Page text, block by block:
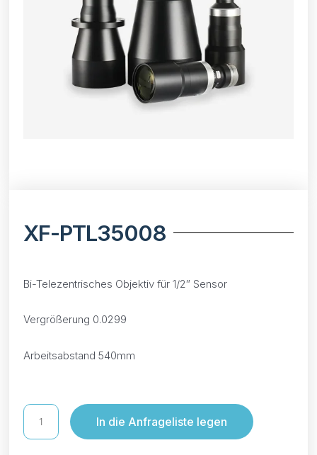
XF-PTL35008
Bi-Telezentrisches Objektiv für 1/2″ Sensor
Vergrößerung 0.0299
Arbeitsabstand 540mm
In die Anfrageliste legen